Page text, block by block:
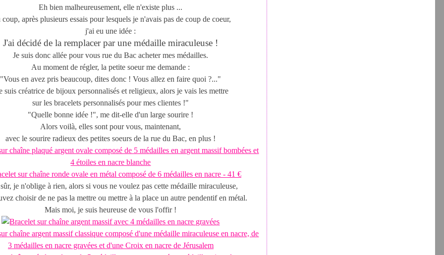
Eh bien malheureusement, elle n'existe plus ...
après plusieurs essais pour lesquels je n'avais pas de coup de coeur,
j'ai eu une idée :
J'ai décidé de la remplacer par une médaille miraculeuse !
Je suis donc allée pour vous rue du Bac acheter mes médailles.
Au moment de régler, la petite soeur me demande :
"Vous en avez pris beaucoup, dites donc ! Vous allez en faire quoi ?..."
suis créatrice de bijoux personnalisés et religieux, alors je vais les mettre
sur les bracelets personnalisés pour mes clientes !"
"Quelle bonne idée !", me dit-elle d'un large sourire !
Alors voilà, elles sont pour vous, maintenant,
avec le sourire radieux des petites soeurs de la rue du Bac, en plus !
je n'oblige à rien, alors si vous ne voulez pas cette médaille miraculeuse,
choisir de ne pas la mettre ou mettre à la place un autre pendentif en métal.
Mais moi, je suis heureuse de vous l'offir !